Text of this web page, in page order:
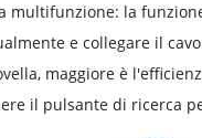
multifunzione: la
e collegare il
maggiore è
il pulsante di ricerca